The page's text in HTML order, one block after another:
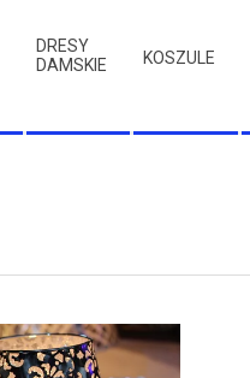
DRESY
DAMSKIE
KOSZULE